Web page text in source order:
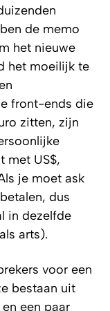
de memo
het nieuwe
het moeilijk te
front-ends die
zitten, zijn
met US$,
je moet ask
dus
in dezelfde
arts).
voor een
bestaan uit
een paar